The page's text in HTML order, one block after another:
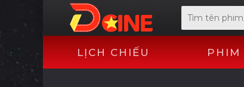
LỊCH CHIẾU PHIM